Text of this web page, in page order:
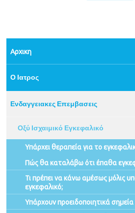
Αρχικη
Ο Ιατρος
Ενδαγγειακες Επεμβασεις
Οξύ Ισχαιμικό Εγκεφαλικό
Υπάρχει θεραπεία για το
Πώς θα καταλάβω ότι έπαθα
Τι πρέπει να κάνω αμέσως μόλις
εγκεφαλικό;
Υπάρχουν προειδοποιητικά